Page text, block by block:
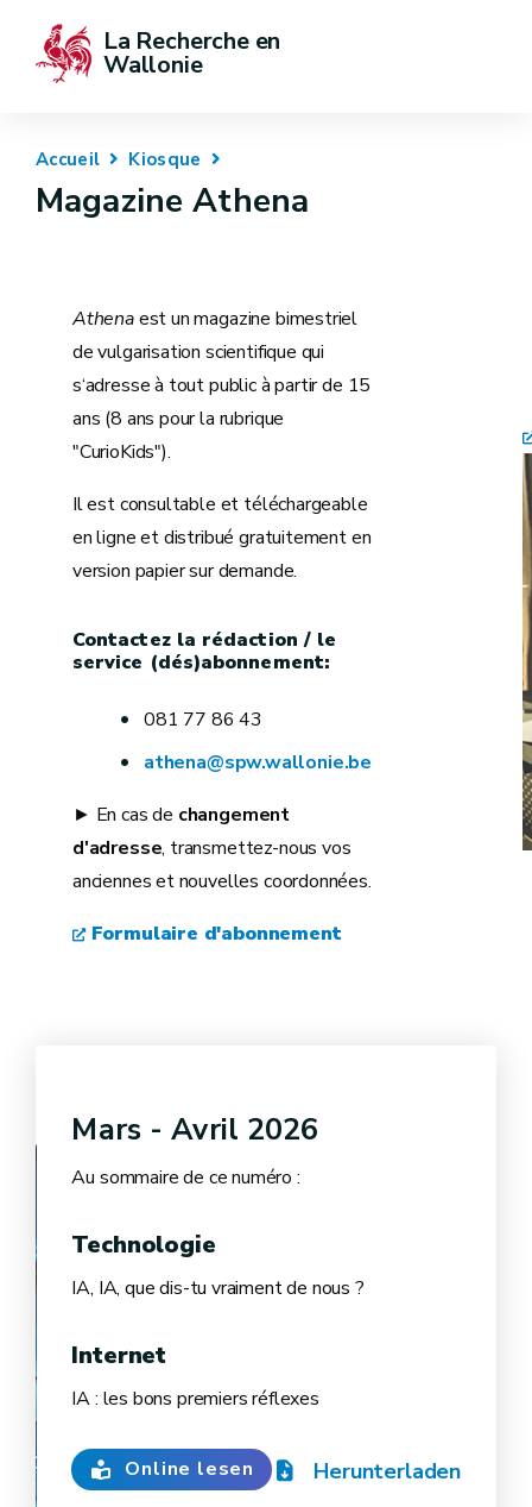
La Recherche en
Wallonie
Accueil Kiosque
Magazine Athena
Athenaest un magazine bimestriel
de vulgarisation scientifique qui
s‘adresse à tout public à partir de 15
ans (8 ans pour la rubrique
"CurioKids").
Il est consultable et téléchargeable
en ligne et distribué gratuitement en
version papier sur demande.
Contactez la rédaction / le
service (dés)abonnement:
081 77 86 43
athena@spw.wallonie.be
► En cas de changement
d'adresse, transmettez-nous vos
anciennes et nouvelles coordonnées.
Formulaire d'abonnement
Mars - Avril 2026
Au sommaire de ce numéro :
Technologie
IA, IA, que dis-tu vraiment de nous ?
Internet
IA : les bons premiers réflexes
Online lesen Herunterladen